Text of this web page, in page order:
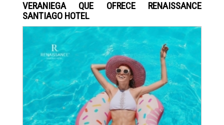
VERANIEGA QUE OFRECE RENAISSANCE
SANTIAGO HOTEL